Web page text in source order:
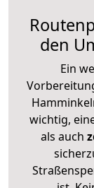
den
Ein
wichtig,
als auch